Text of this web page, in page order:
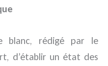
blanc, rédigé par le
d’établir un état des